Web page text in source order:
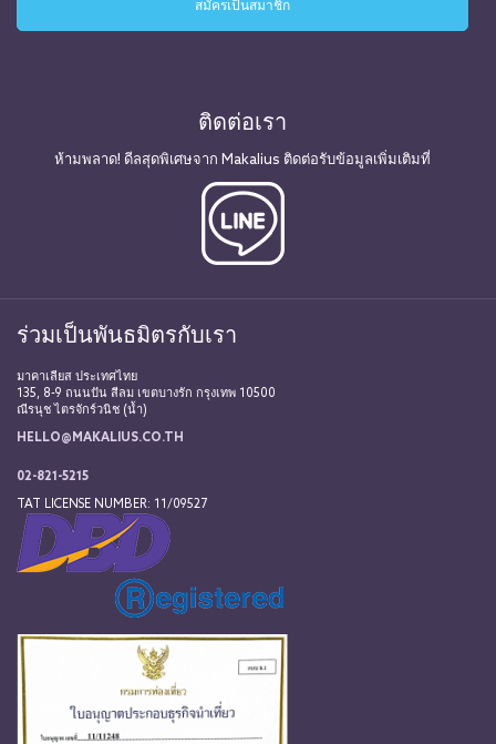
ติดต่อเรา
ห้ามพลาด! ดีลสุดพิเศษจาก Makalius ติดต่อรับข้อมูลเพิ่มเติมที่
ร่วมเป็นพันธมิตรกับเรา
มาคาเลียส ประเทศไทย
135, 8-9 ถนนปัน สีลม เขตบางรัก กรุงเทพ 10500
ณีรนุช ไตรจักร์วนิช (น้ำ)
HELLO@MAKALIUS.CO.TH
02-821-5215
TAT LICENSE NUMBER: 11/09527